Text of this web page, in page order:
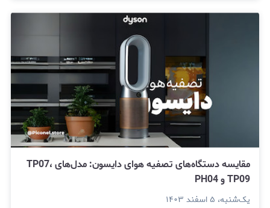
مقایسه دستگاه‌های تصفیه هوای دایسون: مدل‌های TP07،
TP09 و PH04
یک‌شنبه، ۵ اسفند ۱۴۰۳